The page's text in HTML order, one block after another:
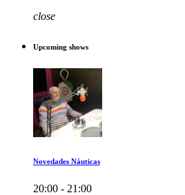
close
Upcoming shows
Novedades Náuticas
20:00 - 21:00